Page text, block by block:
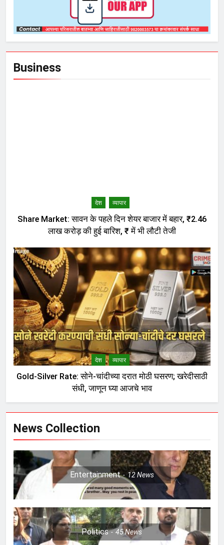
Business
देश व्यापार
Share Market: सावन के पहले दिन शेयर बाजार में बहार, ₹2.46
लाख करोड़ की हुई बारिश, ₹ में भी लौटी तेजी
देश व्यापार
Gold-Silver Rate: सोने-चांदीच्या दरात मोठी घसरण; खरेदीसाठी
संधी, जाणून घ्या आजचे भाव
News Collection
Entertainment 12News
Politics 45News